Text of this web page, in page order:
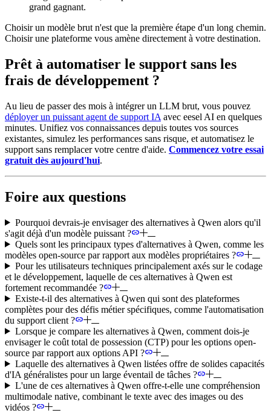
grand gagnant.
Choisir un modèle brut n'est que la première étape d'un long chemin.
Choisir une plateforme vous amène directement à votre destination.
Prêt à automatiser le support sans les
frais de développement ?
Au lieu de passer des mois à intégrer un LLM brut, vous pouvez
déployer un puissant agent de support IA avec eesel AI en quelques
minutes. Unifiez vos connaissances depuis toutes vos sources
existantes, simulez les performances sans risque, et automatisez le
support sans remplacer votre centre d'aide. Commencez votre essai
gratuit dès aujourd'hui.
Foire aux questions
Pourquoi devrais-je envisager des alternatives à Qwen alors qu'il
s'agit déjà d'un modèle puissant ?
Quels sont les principaux types d'alternatives à Qwen, comme les
modèles open-source par rapport aux modèles propriétaires ?
Pour les utilisateurs techniques principalement axés sur le codage
et le développement, laquelle de ces alternatives à Qwen est
fortement recommandée ?
Existe-t-il des alternatives à Qwen qui sont des plateformes
complètes pour des défis métier spécifiques, comme l'automatisation
du support client ?
Lorsque je compare les alternatives à Qwen, comment dois-je
envisager le coût total de possession (CTP) pour les options open-
source par rapport aux options API ?
Laquelle des alternatives à Qwen listées offre de solides capacités
d'IA généralistes pour un large éventail de tâches ?
L'une de ces alternatives à Qwen offre-t-elle une compréhension
multimodale native, combinant le texte avec des images ou des
vidéos ?